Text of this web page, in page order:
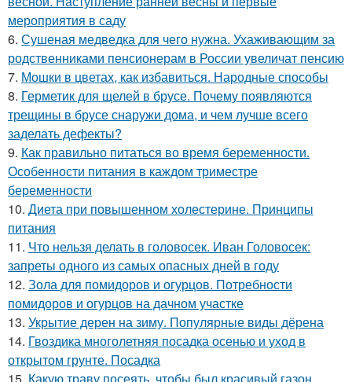
мероприятия в саду
6. Сушеная медведка для чего нужна. Ухаживающим за
родственниками пенсионерам в России увеличат пенсию
7. Мошки в цветах, как избавиться. Народные способы
8. Герметик для щелей в брусе. Почему появляются
трещины в брусе снаружи дома, и чем лучше всего
заделать дефекты?
9. Как правильно питаться во время беременности.
Особенности питания в каждом триместре
беременности
10. Диета при повышенном холестерине. Принципы
питания
11. Что нельзя делать в головосек. Иван Головосек:
запреты одного из самых опасных дней в году
12. Зола для помидоров и огурцов. Потребности
помидоров и огурцов на дачном участке
13. Укрытие дерен на зиму. Популярные виды дёрена
14. Гвоздика многолетняя посадка осенью и уход в
открытом грунте. Посадка